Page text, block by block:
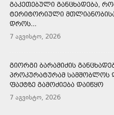
ᲒᲐᲙᲔᲗᲔᲑᲣᲚᲘ ᲒᲐᲜᲪᲮᲐᲓᲔᲑᲐ,
ᲢᲔᲠᲘᲢᲝᲠᲘᲣᲚᲘ
ᲓᲠᲝᲡ...
7 აგვისტო, 2026
ᲒᲘᲝᲠᲒᲘ ᲑᲐᲠᲐᲛᲘᲫᲘᲡ
ᲞᲠᲝᲙᲣᲠᲐᲢᲣᲠᲐᲛ ᲡᲐᲛᲨᲝᲑᲚᲝᲡ
ᲤᲐᲥᲢᲖᲔ ᲒᲐᲛᲝᲫᲘᲔᲑᲐ ᲓᲐᲘᲬᲧᲝ
7 აგვისტო, 2026